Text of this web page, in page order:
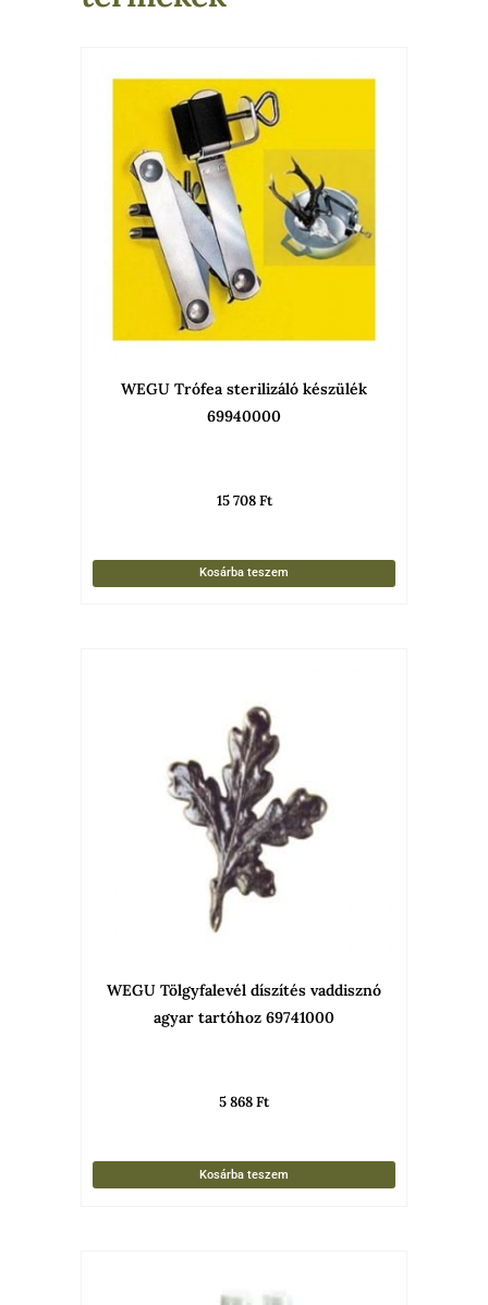
WEGU Trófea sterilizáló készülék
69940000
15 708Ft
Kosárba teszem
WEGU Tölgyfalevél díszítés vaddisznó
agyar tartóhoz 69741000
5 868Ft
Kosárba teszem